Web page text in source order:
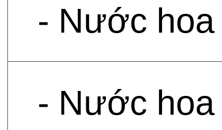
- Nước
- Nước